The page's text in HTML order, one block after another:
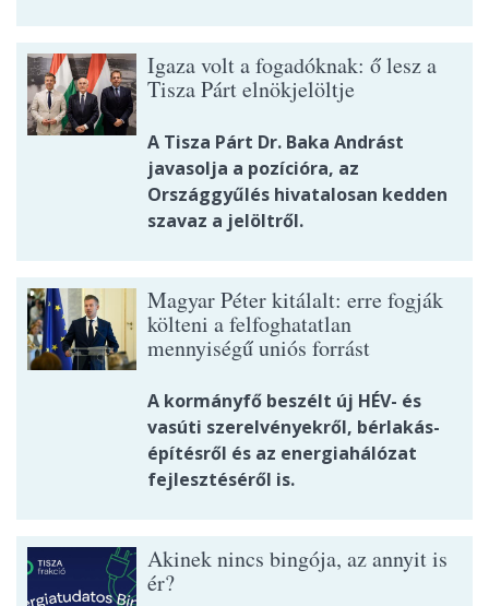
Igaza volt a fogadóknak: ő lesz a
Tisza Párt elnökjelöltje
A Tisza Párt Dr. Baka Andrást
javasolja a pozícióra, az
Országgyűlés hivatalosan kedden
szavaz a jelöltről.
Magyar Péter kitálalt: erre fogják
költeni a felfoghatatlan
mennyiségű uniós forrást
A kormányfő beszélt új HÉV- és
vasúti szerelvényekről, bérlakás-
építésről és az energiahálózat
fejlesztéséről is.
Akinek nincs bingója, az annyit is
ér?